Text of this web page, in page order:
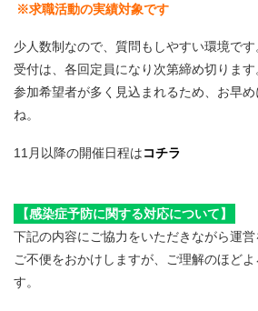
※求職活動の実績対象です
少人数制なので、質問もしやすい環境です
受付は、各回定員になり次第締め切ります
参加希望者が多く見込まれるため、お早
ね。
11月以降の開催日程はコチラ
【感染症予防に関する対応について】
下記の内容にご協力をいただきながら運営
ご不便をおかけしますが、ご理解のほど
す。